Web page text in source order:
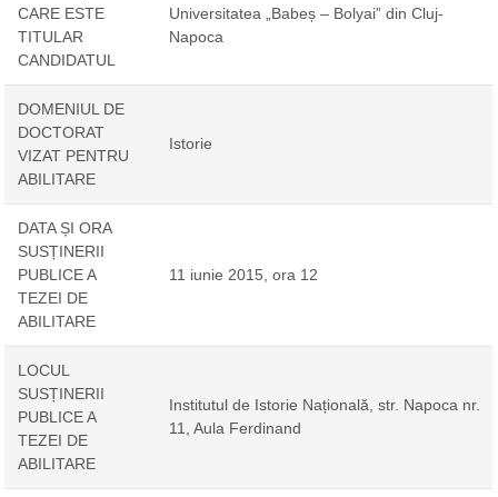
CARE ESTE
TITULAR
CANDIDATUL
Universitatea „Babeș – Bolyai” din Cluj-
Napoca
DOMENIUL DE
DOCTORAT
VIZAT PENTRU
ABILITARE
Istorie
DATA ȘI ORA
SUSȚINERII
PUBLICE A
TEZEI DE
ABILITARE
11 iunie 2015, ora 12
LOCUL
SUSȚINERII
PUBLICE A
TEZEI DE
ABILITARE
Institutul de Istorie Națională, str. Napoca nr.
11, Aula Ferdinand